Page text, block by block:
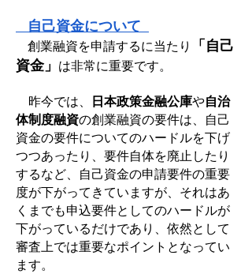
自己資金について
創業融資を申請するに当たり
「自己
資金」 は非常に重要です。
昨今では、 日本政策金融公庫や自治
体制度融資の創業融資の要件は、自己
資金の要件についてのハードルを下げ
つつあったり、要件自体を廃止したり
するなど、自己資金の申請要件の重要
度が下がってきていますが、それはあ
くまでも申込要件としてのハードルが
下がっているだけであり、依然として
審査上では重要なポイントとなってい
ます。